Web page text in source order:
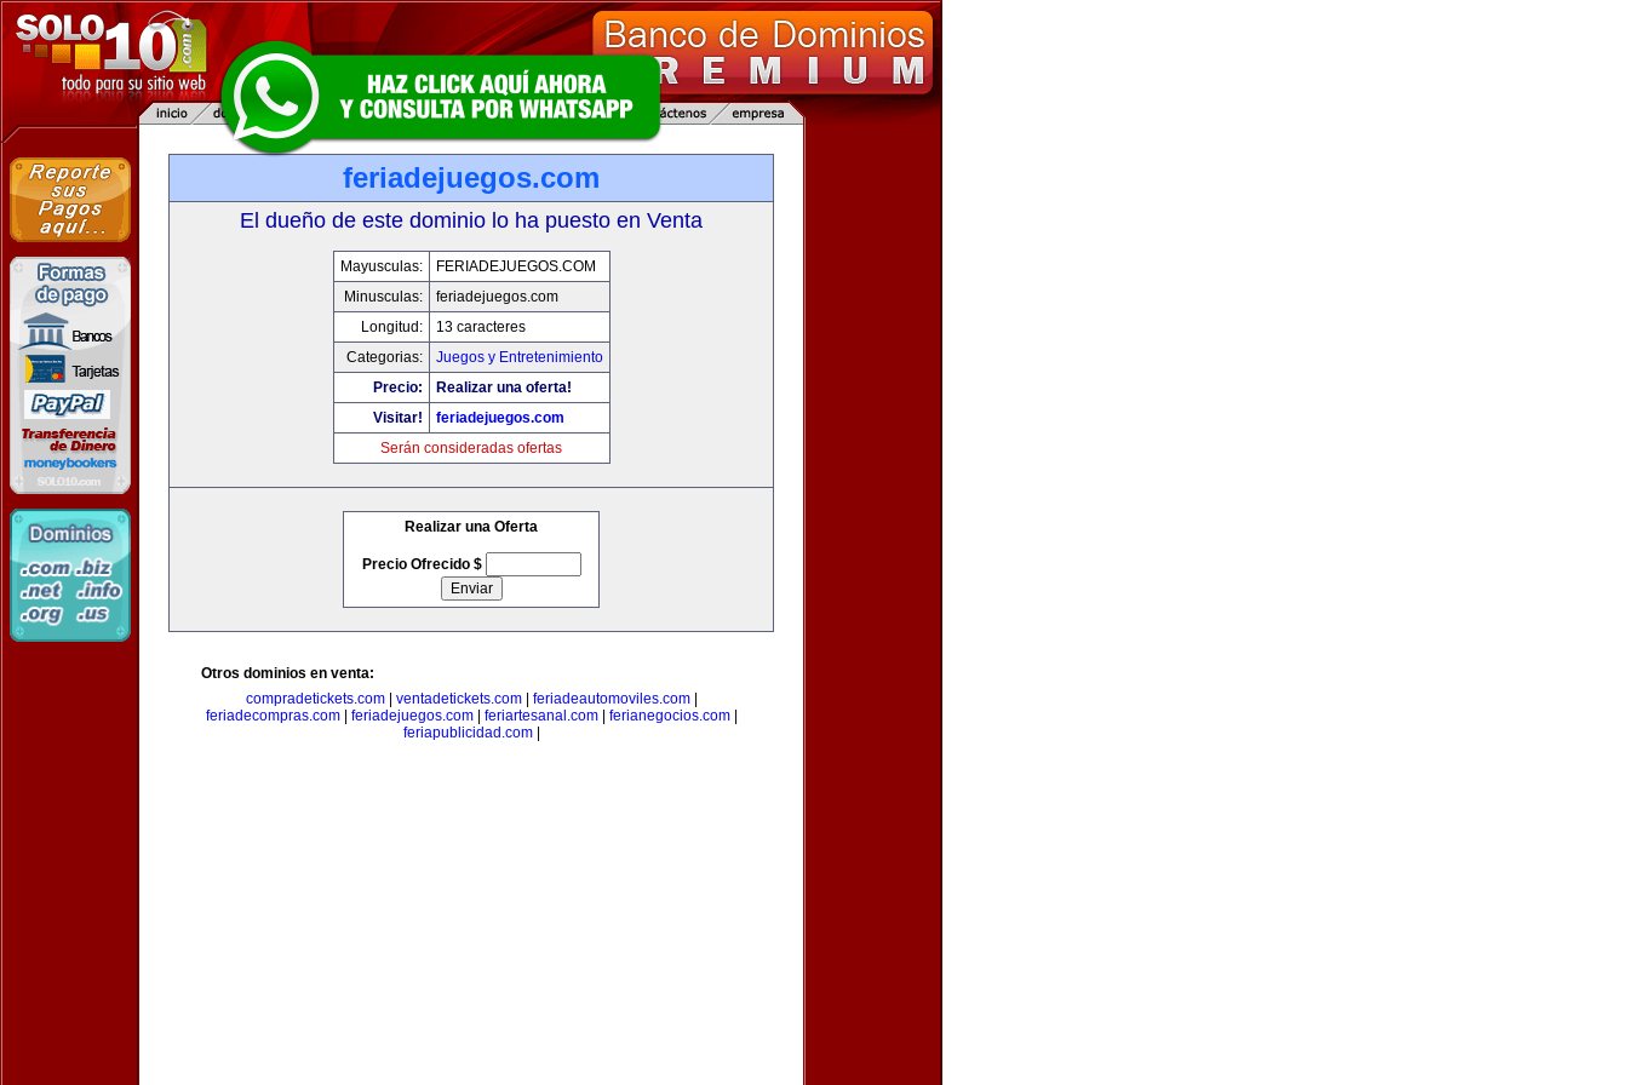
feriadejuegos.com
El dueño de este dominio lo ha puesto en Venta
Mayusculas:
FERIADEJUEGOS.COM
Minusculas:
feriadejuegos.com
Longitud:
13 caracteres
Categorias:
Juegos y Entretenimiento
Precio:
Realizar una oferta!
Visitar!
feriadejuegos.com
Serán consideradas ofertas
Realizar una Oferta
Precio Ofrecido $
Otros dominios en venta:
compradetickets.com| ventadetickets.com| feriadeautomoviles.com|
feriadecompras.com| feriadejuegos.com| feriartesanal.com| ferianegocios.com|
feriapublicidad.com|